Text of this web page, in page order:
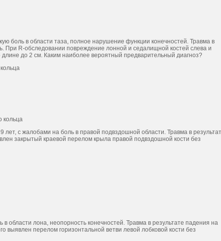
боль в области таза, полное нарушение функции конечностей. Травма в
При R-обследовании повреждение лонной и седалищной костей слева и
до 2 см. Каким наиболее вероятный предварительный диагноз?
кольца
с жалобами на боль в правой подвздошной области. Травма в
закрытый краевой перелом крыла правой подвздошной кости без
области лона, неопорность конечностей. Травма в результате падения на
выявлен перелом горизонтальной ветви левой лобковой кости без